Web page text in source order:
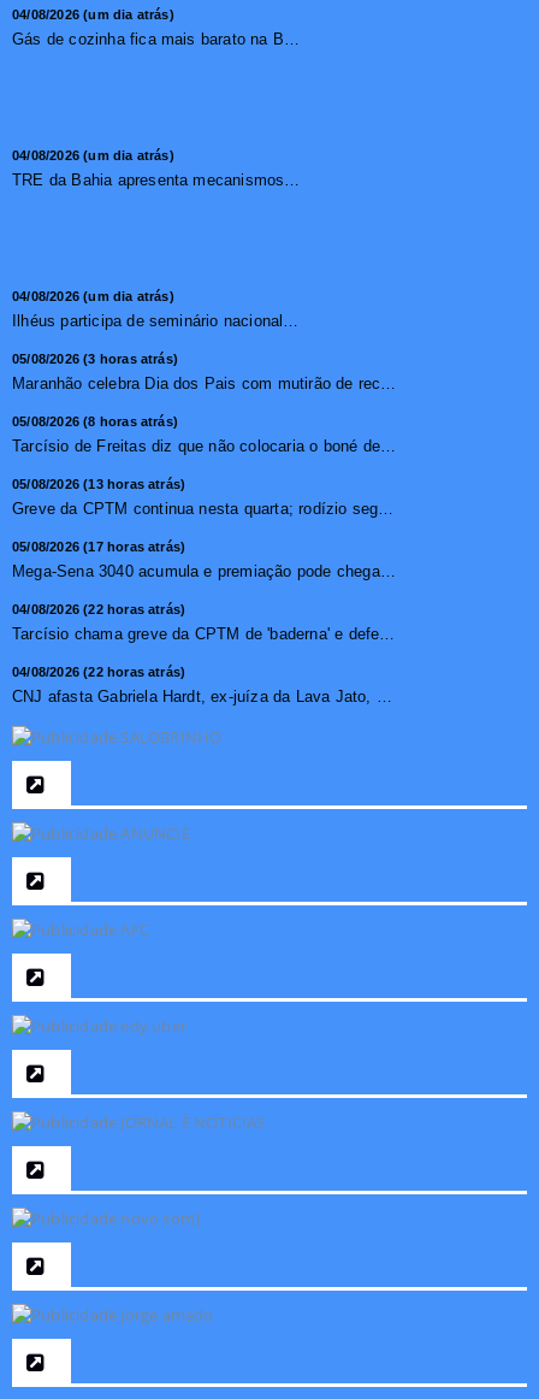
04/08/2026 (um dia atrás)
Gás de cozinha fica mais barato na Bahia após redução de 7,1%
04/08/2026 (um dia atrás)
TRE da Bahia apresenta mecanismos de segurança das urnas e nova ordem de votação para eleições
04/08/2026 (um dia atrás)
Ilhéus participa de seminário nacional sobre turismo sustentável e captação de investimentos
05/08/2026 (3 horas atrás)
Maranhão celebra Dia dos Pais com mutirão de reconhecimen...
05/08/2026 (8 horas atrás)
Tarcísio de Freitas diz que não colocaria o boné de Dona...
05/08/2026 (13 horas atrás)
Greve da CPTM continua nesta quarta; rodízio segue suspens...
05/08/2026 (17 horas atrás)
Mega-Sena 3040 acumula e premiação pode chegar a R$ 150 m...
04/08/2026 (22 horas atrás)
Tarcísio chama greve da CPTM de 'baderna' e defende privat...
04/08/2026 (22 horas atrás)
CNJ afasta Gabriela Hardt, ex-juíza da Lava Jato, por dois...